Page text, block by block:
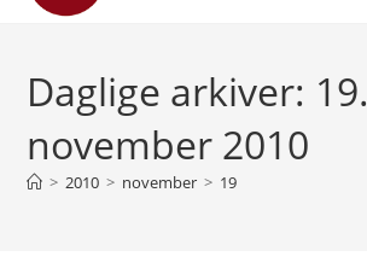
Daglige arkiver: 19.
november 2010
> 2010 > november > 19